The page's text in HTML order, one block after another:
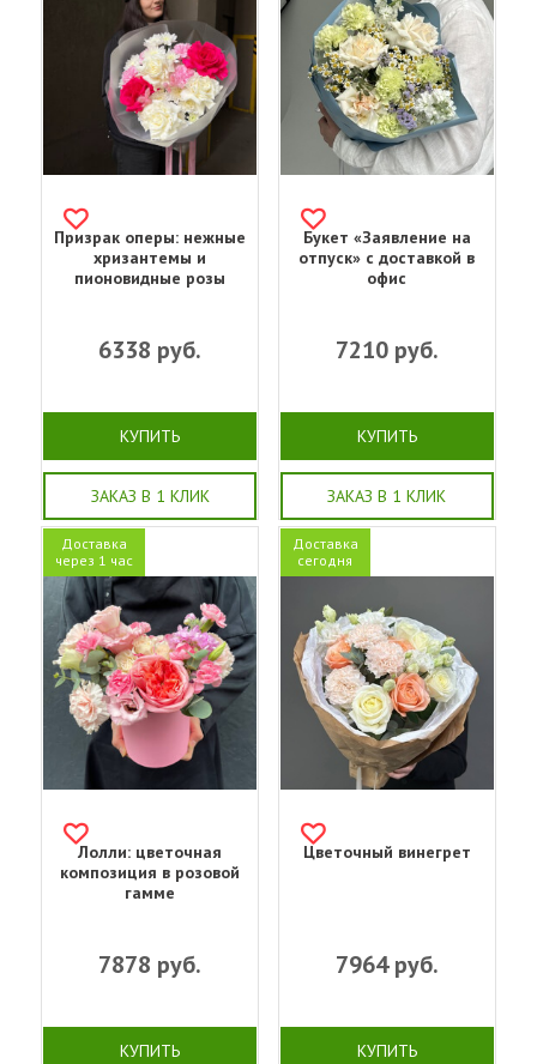
Призрак оперы: нежные
хризантемы и
пионовидные розы
6338 руб.
КУПИТЬ
ЗАКАЗ В 1 КЛИК
Букет «Заявление на
отпуск» с доставкой в
офис
7210руб.
КУПИТЬ
ЗАКАЗ В 1 КЛИК
Доставка
через 1 час
Лолли: цветочная
композиция в розовой
гамме
7878 руб.
КУПИТЬ
Доставка
сегодня
Цветочный винегрет
7964руб.
КУПИТЬ